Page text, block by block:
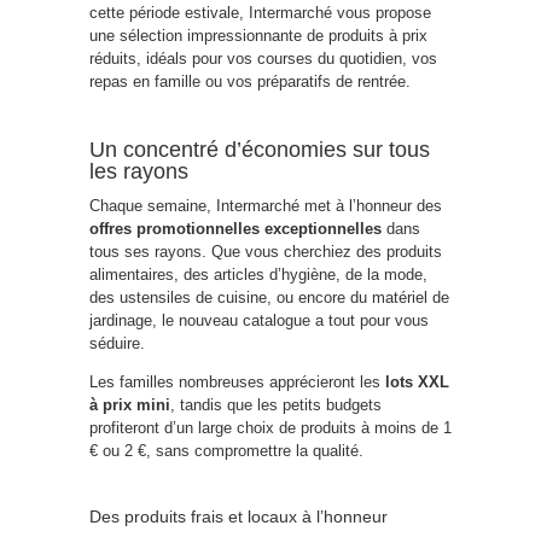
cette période estivale, Intermarché vous propose
une sélection impressionnante de produits à prix
réduits, idéals pour vos courses du quotidien, vos
repas en famille ou vos préparatifs de rentrée.
Un concentré d’économies sur tous
les rayons
Chaque semaine, Intermarché met à l’honneur des
offres promotionnelles exceptionnelles dans
tous ses rayons. Que vous cherchiez des produits
alimentaires, des articles d’hygiène, de la mode,
des ustensiles de cuisine, ou encore du matériel de
jardinage, le nouveau catalogue a tout pour vous
séduire.
Les familles nombreuses apprécieront les lots XXL
à prix mini , tandis que les petits budgets
profiteront d’un large choix de produits à moins de 1
€ ou 2 €, sans compromettre la qualité.
Des produits frais et locaux à l’honneur